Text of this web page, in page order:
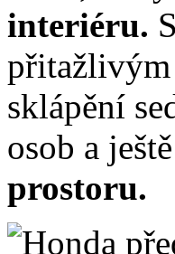
interiéru.
přitažlivým
sklápění
osob a
prostoru.